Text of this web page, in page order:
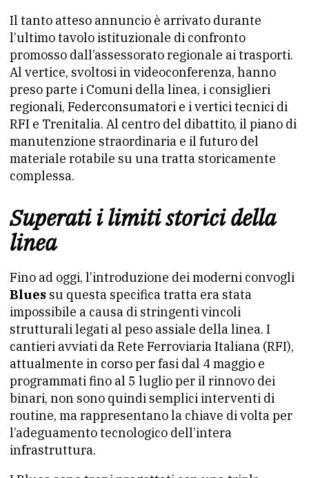
Il tanto atteso annuncio è arrivato durante
l’ultimo tavolo istituzionale di confronto
promosso dall’assessorato regionale ai trasporti.
Al vertice, svoltosi in videoconferenza, hanno
preso parte i Comuni della linea, i consiglieri
regionali, Federconsumatori e i vertici tecnici di
RFI e Trenitalia. Al centro del dibattito, il piano di
manutenzione straordinaria e il futuro del
materiale rotabile su una tratta storicamente
complessa.
Superati i limiti storici della
linea
Fino ad oggi, l’introduzione dei moderni convogli
Blues su questa specifica tratta era stata
impossibile a causa di stringenti vincoli
strutturali legati al peso assiale della linea. I
cantieri avviati da Rete Ferroviaria Italiana (RFI),
attualmente in corso per fasi dal 4 maggio e
programmati fino al 5 luglio per il rinnovo dei
binari, non sono quindi semplici interventi di
routine, ma rappresentano la chiave di volta per
l’adeguamento tecnologico dell’intera
infrastruttura.